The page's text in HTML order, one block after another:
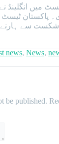
میں انگلینڈ نے
شکست سے ہارنے
news, News,
be published.